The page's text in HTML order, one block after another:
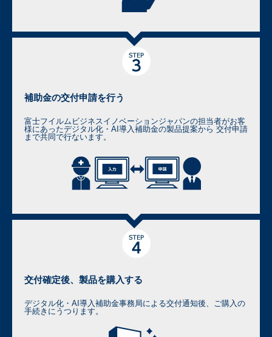
補助金の交付申請を行う
富士フイルムビジネスイノベーションジャパンの担当者がお客
様にあったデジタル化・AI導入補助金の製品提案から 交付申請
まで共同で行ないます。
交付確定後、製品を購入する
デジタル化・AI導入補助金事務局による交付通知後、ご購入の
手続きにうつります。